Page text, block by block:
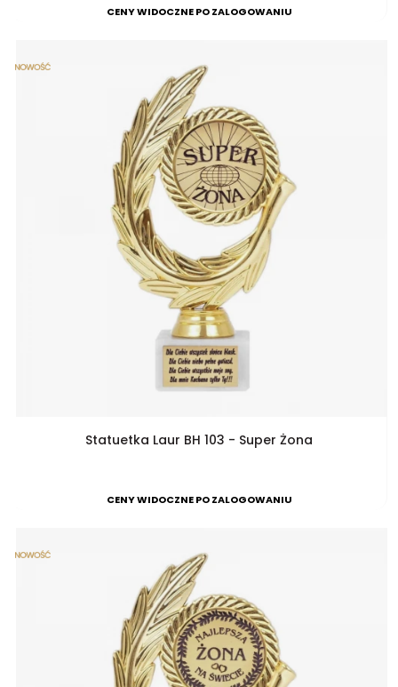
CENY WIDOCZNE PO ZALOGOWANIU
Statuetka Laur BH 103 - Super Żona
CENY WIDOCZNE PO ZALOGOWANIU